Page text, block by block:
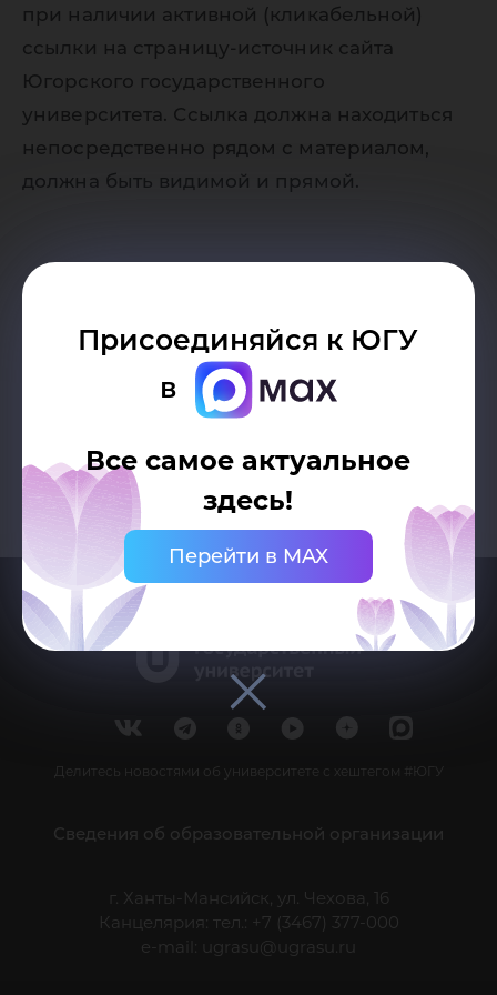
Присоединяйся к ЮГУ
в
Все самое актуальное
здесь!
Перейти в MAX
при наличии активной (кликабельной)
ссылки на страницу-источник сайта
Югорского государственного
университета. Ссылка должна находиться
непосредственно рядом с материалом,
должна быть видимой и прямой.
Возврат к списку
Делитесь новостями об университете с хештегом #ЮГУ
Сведения об образовательной организации
г. Ханты-Мансийск, ул. Чехова, 16
Канцелярия: тел.: +7 (3467) 377-000
e-mail: ugrasu@ugrasu.ru